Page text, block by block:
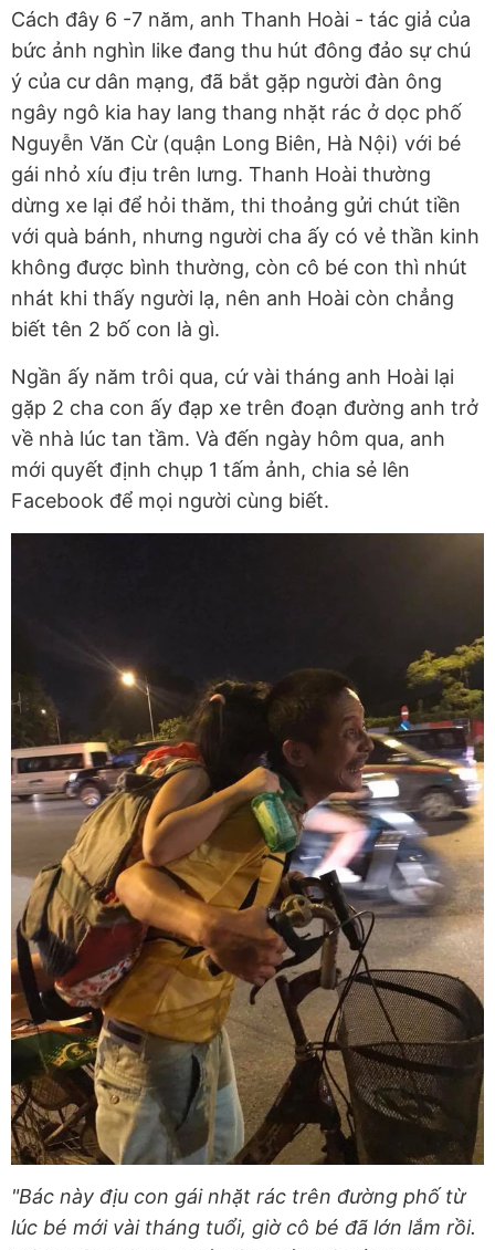
Cách đây 6 -7 năm, anh Thanh Hoài - tác giả của
bức ảnh nghìn like đang thu hút đông đảo sự chú
ý của cư dân mạng, đã bắt gặp người đàn ông
ngây ngô kia hay lang thang nhặt rác ở dọc phố
Nguyễn Văn Cừ (quận Long Biên, Hà Nội) với bé
gái nhỏ xíu địu trên lưng. Thanh Hoài thường
dừng xe lại để hỏi thăm, thi thoảng gửi chút tiền
với quà bánh, nhưng người cha ấy có vẻ thần kinh
không được bình thường, còn cô bé con thì nhút
nhát khi thấy người lạ, nên anh Hoài còn chẳng
biết tên 2 bố con là gì.
Ngần ấy năm trôi qua, cứ vài tháng anh Hoài lại
gặp 2 cha con ấy đạp xe trên đoạn đường anh trở
về nhà lúc tan tầm. Và đến ngày hôm qua, anh
mới quyết định chụp 1 tấm ảnh, chia sẻ lên
Facebook để mọi người cùng biết.
"Bác này địu con gái nhặt rác trên đường phố từ
lúc bé mới vài tháng tuổi, giờ cô bé đã lớn lắm rồi.